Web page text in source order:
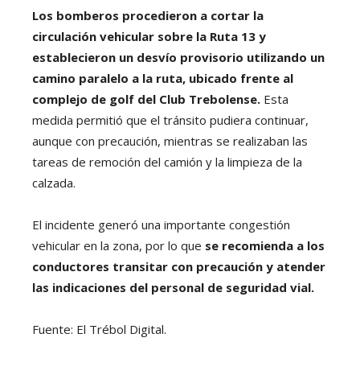
Los bomberos procedieron a cortar la
circulación vehicular sobre la Ruta 13 y
establecieron un desvío provisorio utilizando un
camino paralelo a la ruta, ubicado frente al
complejo de golf del Club Trebolense. Esta
medida permitió que el tránsito pudiera continuar,
aunque con precaución, mientras se realizaban las
tareas de remoción del camión y la limpieza de la
calzada.
El incidente generó una importante congestión
vehicular en la zona, por lo que se recomienda a los
conductores transitar con precaución y atender
las indicaciones del personal de seguridad vial.
Fuente: El Trébol Digital.